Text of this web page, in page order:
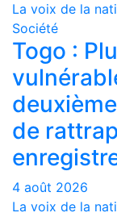
La voix de la
Société
Togo :
de
4 août 2026
La voix de la